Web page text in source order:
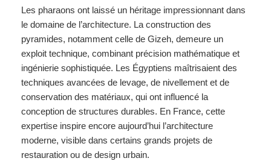
Les pharaons ont laissé un héritage impressionnant dans
le domaine de l’architecture. La construction des
pyramides, notamment celle de Gizeh, demeure un
exploit technique, combinant précision mathématique et
ingénierie sophistiquée. Les Égyptiens maîtrisaient des
techniques avancées de levage, de nivellement et de
conservation des matériaux, qui ont influencé la
conception de structures durables. En France, cette
expertise inspire encore aujourd’hui l’architecture
moderne, visible dans certains grands projets de
restauration ou de design urbain.